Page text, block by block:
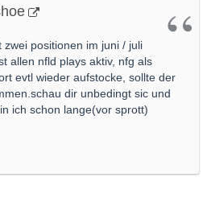
positionen im juni / juli
allen nfld plays aktiv, nfg als
evtl wieder aufstocke, sollte der
dir unbedingt sic und
ich schon lange(vor sprott)